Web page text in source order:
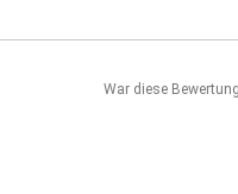
War diese